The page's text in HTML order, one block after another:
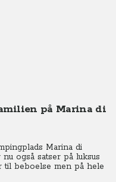
på Marina di
Marina di
også satser på luksus
til beboelse men på hele